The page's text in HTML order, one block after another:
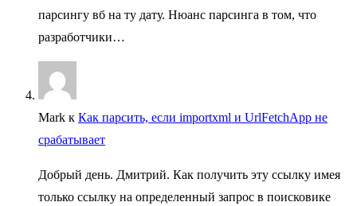
парсингу вб на ту дату. Нюанс парсинга в том, что
разработчики…
Mark к Как парсить, если importxml и UrlFetchApp не
срабатывает
Добрый день. Дмитрий. Как получить эту ссылку имея
только ссылку на определенный запрос в поисковике